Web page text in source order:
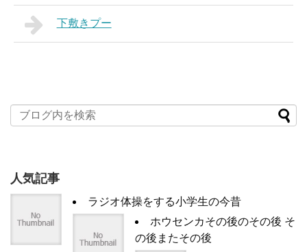
下敷きプー
人気記事
ラジオ体操をする小学生の今昔
ホウセンカその後のその後 そ
の後またその後